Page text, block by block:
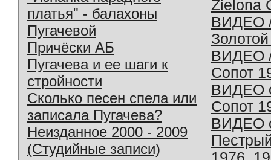
платья" - балахоны
Пугачевой
Причёски АБ
Пугачева и ее шаги к
стройности
Сколько песен спела или
записала Пугачева?
Неизданное 2000 - 2009
(Студийные записи)
Zielona
ВИДЕО
ВИДЕО
Сопот
ВИДЕО
Сопот
ВИДЕО